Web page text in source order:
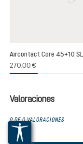
Aircontact Core 45+10 SL
270,00 €
Valoraciones
0 DE 0 VALORACIONES